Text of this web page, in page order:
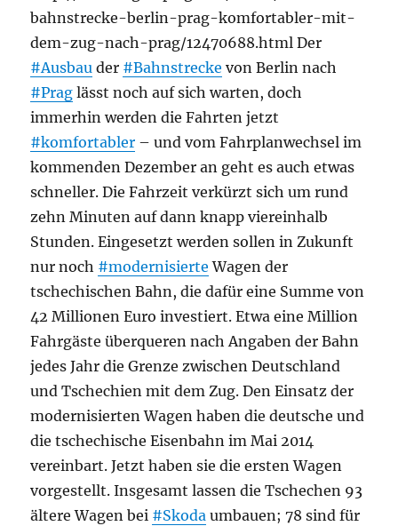
bahnstrecke-berlin-prag-komfortabler-mit-
dem-zug-nach-prag/12470688.html Der
#Ausbau der #Bahnstrecke von Berlin nach
#Prag lässt noch auf sich warten, doch
immerhin werden die Fahrten jetzt
#komfortabler – und vom Fahrplanwechsel im
kommenden Dezember an geht es auch etwas
schneller. Die Fahrzeit verkürzt sich um rund
zehn Minuten auf dann knapp viereinhalb
Stunden. Eingesetzt werden sollen in Zukunft
nur noch #modernisierte Wagen der
tschechischen Bahn, die dafür eine Summe von
42 Millionen Euro investiert. Etwa eine Million
Fahrgäste überqueren nach Angaben der Bahn
jedes Jahr die Grenze zwischen Deutschland
und Tschechien mit dem Zug. Den Einsatz der
modernisierten Wagen haben die deutsche und
die tschechische Eisenbahn im Mai 2014
vereinbart. Jetzt haben sie die ersten Wagen
vorgestellt. Insgesamt lassen die Tschechen 93
ältere Wagen bei #Skoda umbauen; 78 sind für